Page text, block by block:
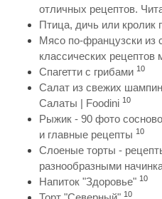
отличных рецептов.
Птица, дичь или кролик
Мясо по-французски из
классических рецептов
Спагетти с грибами 10
Салат из свежих
Салаты | Foodini 10
Рыжик - 90 фото
и главные рецепты 10
Слоеные торты -
разнообразными
Напиток "Здоровье" 10
10